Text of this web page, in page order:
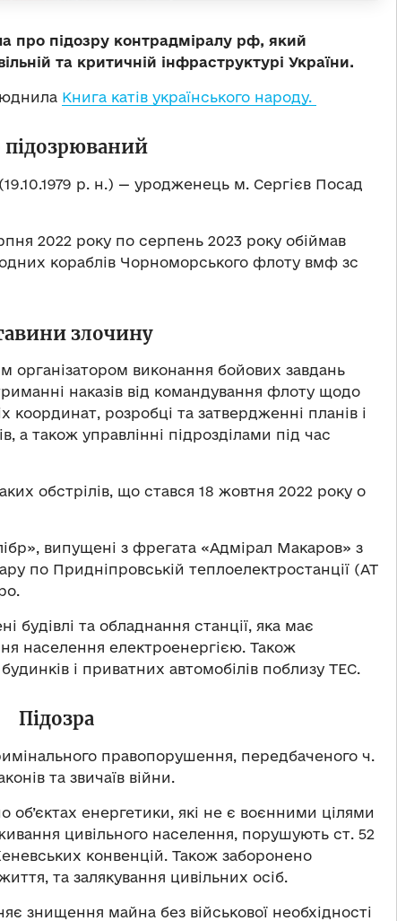
про підозру контрадміралу рф, який
та критичній інфраструктурі України.
Книга катів українського народу.
підозрюваний
(19.10.1979 р. н.) — уродженець м. Сергієв Посад
2022 року по серпень 2023 року обіймав
кораблів Чорноморського флоту вмф зс
злочину
організатором виконання бойових завдань
наказів від командування флоту щодо
координат, розробці та затвердженні планів і
а також управлінні підрозділами під час
обстрілів, що стався 18 жовтня 2022 року о
випущені з фрегата «Адмірал Макаров» з
по Придніпровській теплоелектростанції (АТ
будівлі та обладнання станції, яка має
населення електроенергією. Також
і приватних автомобілів поблизу ТЕС.
Підозра
правопорушення, передбаченого ч.
та звичаїв війни.
об’єктах енергетики, які не є воєнними цілями
цивільного населення, порушують ст. 52
конвенцій. Також заборонено
та залякування цивільних осіб.
знищення майна без військової необхідності